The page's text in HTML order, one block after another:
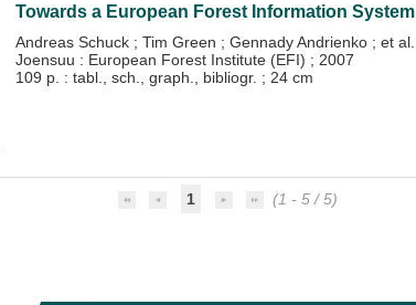
Towards a European Forest Information System
Andreas Schuck ; Tim Green ; Gennady Andrienko ; et al.
Joensuu : European Forest Institute (EFI) ; 2007
109 p. : tabl., sch., graph., bibliogr. ; 24 cm
1 (1 - 5 / 5)